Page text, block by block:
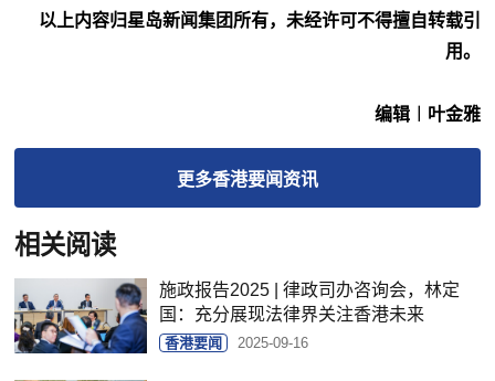
以上内容归星岛新闻集团所有，未经许可不得擅自转载引
用。
编辑︱叶金雅
更多香港要闻资讯
相关阅读
施政报告2025 | 律政司办咨询会，林定
国：充分展现法律界关注香港未来
香港要闻 2025-09-16